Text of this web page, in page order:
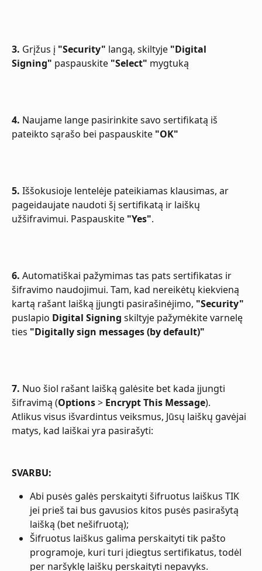
3. Grįžus į "Security" langą, skiltyje "Digital
Signing" paspauskite "Select" mygtuką
4. Naujame lange pasirinkite savo sertifikatą iš
pateikto sąrašo bei paspauskite "OK"
5. Iššokusioje lentelėje pateikiamas klausimas, ar
pageidaujate naudoti šį sertifikatą ir laiškų
užšifravimui. Paspauskite "Yes".
6. Automatiškai pažymimas tas pats sertifikatas ir
šifravimo naudojimui. Tam, kad nereikėtų kiekvieną
kartą rašant laišką įjungti pasirašinėjimo, "Security"
puslapio Digital Signing skiltyje pažymėkite varnelę
ties "Digitally sign messages (by default)"
7. Nuo šiol rašant laišką galėsite bet kada įjungti
šifravimą (Options > Encrypt This Message).
Atlikus visus išvardintus veiksmus, Jūsų laiškų gavėjai
matys, kad laiškai yra pasirašyti:
SVARBU:
Abi pusės galės perskaityti šifruotus laiškus TIK
jei prieš tai bus gavusios kitos pusės pasirašytą
laišką (bet nešifruotą);
Šifruotus laiškus galima perskaityti tik pašto
programoje, kuri turi įdiegtus sertifikatus, todėl
per naršyklę laiškų perskaityti nepavyks.